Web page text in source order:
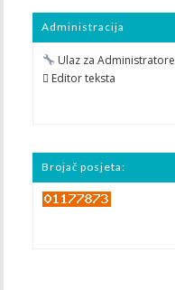
Administracija
Ulaz za Administratore
 Editor teksta
Brojač posjeta: